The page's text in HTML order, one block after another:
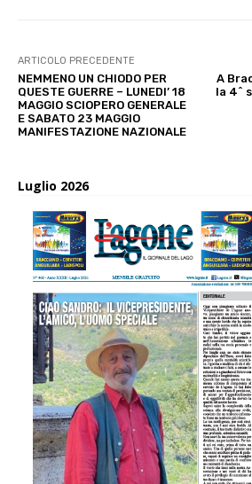
ARTICOLO PRECEDENTE
NEMMENO UN CHIODO PER
QUESTE GUERRE – LUNEDI’ 18
MAGGIO SCIOPERO GENERALE
E SABATO 23 MAGGIO
MANIFESTAZIONE NAZIONALE
A
la 4^
Luglio 2026